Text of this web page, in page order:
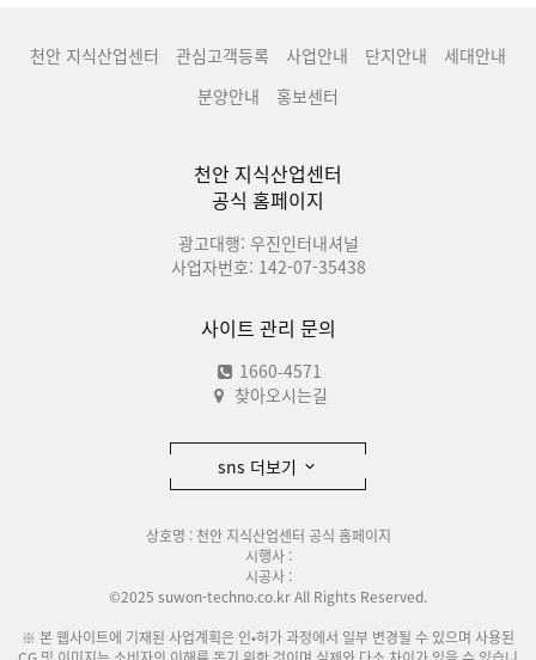
천안 지식산업센터 관심고객등록 사업안내 단지안내
세대안내
분양안내
홍보센터
천안 지식산업센터
공식 홈페이지
광고대행: 우진인터내셔널
사업자번호: 142-07-35438
사이트 관리 문의
1660-4571
찾아오시는길
sns 더보기
상호명 : 천안 지식산업센터 공식 홈페이지
시행사 :
시공사 :
©2025 suwon-techno.co.kr All Rights Reserved.
※ 본 웹사이트에 기재된 사업계획은 인•허가 과정에서 일부 변경될 수 있으며 사용된